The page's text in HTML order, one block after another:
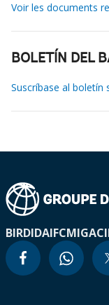
Voir les documents
BOLETÍN DEL
Suscríbase al boletín
BIRDIDAIFCMIGA